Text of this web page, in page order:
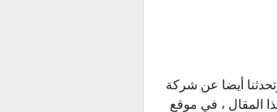
أيضا عن شركة